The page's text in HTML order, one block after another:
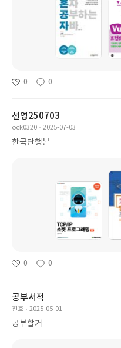
0 0
선영250703
ock0320 2025-07-03
한국단행본
0 0
공부서적
진호 2025-05-01
공부할거